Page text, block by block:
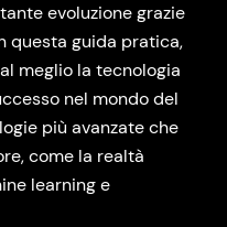
evoluzione grazie
questa guida pratica,
meglio la tecnologia
nel mondo del
più avanzate che
come la realtà
learning e